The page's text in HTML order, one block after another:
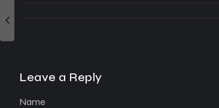
Leave a Reply
Name